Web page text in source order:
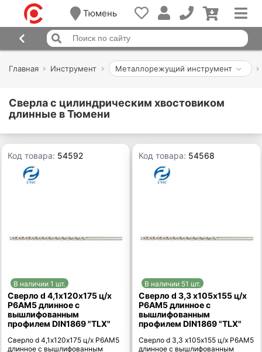
Тюмень
Главная Инструмент Металлорежущий инструмент
Сверла с цилиндрическим хвостовиком
длинные в Тюмени
Код товара: 54592
В наличии 1 шт.
Сверло d 4,1х120х175 ц/х
Р6АМ5 длинное с
вышлифованным
профилем DIN1869 "TLX"
Сверло d 4,1х120х175 ц/х Р6АМ5
длинное с вышлифованным
Код товара: 54568
В наличии 51 шт.
Сверло d 3,3 х105х155 ц/х
Р6АМ5 длинное с
вышлифованным
профилем DIN1869 "TLX"
Сверло d 3,3 х105х155 ц/х Р6АМ5
длинное с вышлифованным